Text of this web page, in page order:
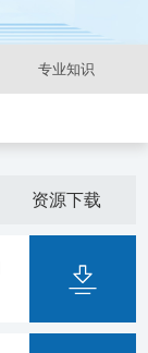
专业知识
资源下载